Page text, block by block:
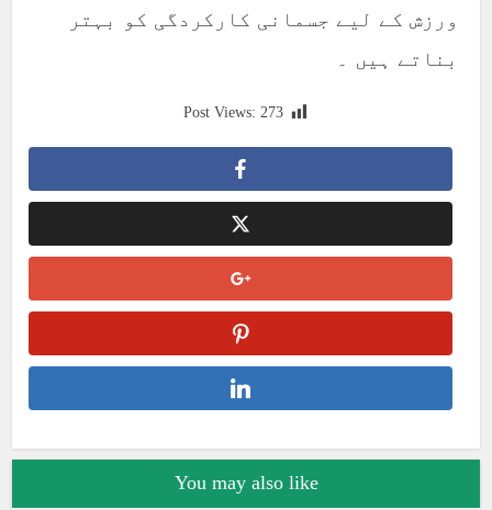
ورزش کے لیے جسمانی کارکردگی کو بہتر
بناتے ہیں ۔
Post Views: 273
You may also like